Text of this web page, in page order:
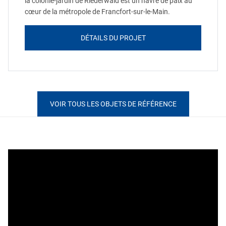
cœur de la métropole de Francfort-sur-le-Main.
DÉTAILS DU PROJET
VOIR TOUS LES OBJETS DE RÉFÉRENCE